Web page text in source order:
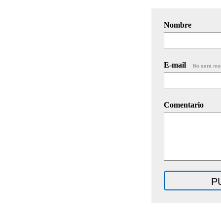
Nombre
E-mail No será
Comentario